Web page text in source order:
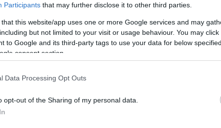
Participants that may further disclose it to other third parties.
that this website/app uses one or more Google services and may
but not limited to your visit or usage behaviour. You may
to Google and its third-party tags to use your data for below
consent section.
Data Processing Opt Outs
opt-out of the Sharing of my personal data.
αυτά της Τήνου και της Πάρου, όπου η